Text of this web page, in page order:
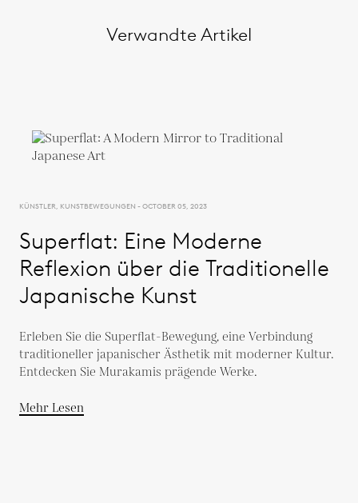
Verwandte Artikel
KÜNSTLER, KUNSTBEWEGUNGEN - OCTOBER 05, 2023
Superflat: Eine Moderne
Reflexion über die Traditionelle
Japanische Kunst
Erleben Sie die Superflat-Bewegung, eine Verbindung
traditioneller japanischer Ästhetik mit moderner Kultur.
Entdecken Sie Murakamis prägende Werke.
Mehr Lesen